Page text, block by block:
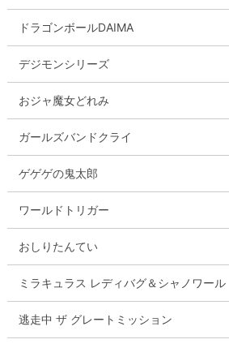
ドラゴンボールDAIMA
デジモンシリーズ
おジャ魔女どれみ
ガールズバンドクライ
ゲゲゲの鬼太郎
ワールドトリガー
おしりたんてい
ミラキュラス レディバグ＆シャノワール
逃走中 ザ グレートミッション